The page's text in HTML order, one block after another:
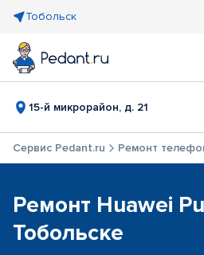
Тобольск
15-й микрорайон, д. 21
Сервис Pedant.ru Ремонт
Ремонт Huawei
Тобольске